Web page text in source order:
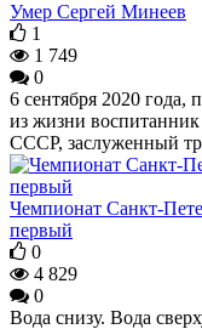
Умер Сергей Минеев
1
1 749
0
6 сентября 2020 года,
из жизни воспитанник
СССР, заслуженный
Чемпионат Санкт-
первый
0
4 829
0
Вода снизу. Вода